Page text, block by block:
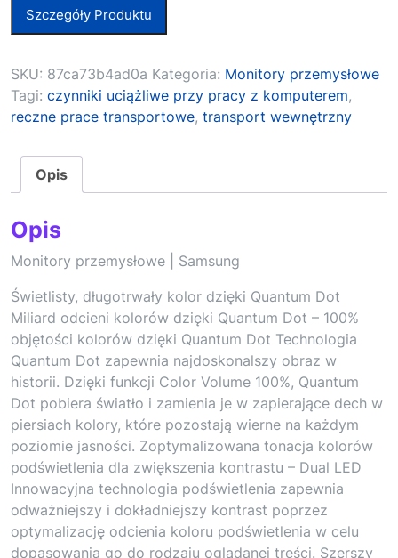
Szczegóły Produktu
SKU: 87ca73b4ad0a Kategoria: Monitory przemysłowe
Tagi: czynniki uciążliwe przy pracy z komputerem,
reczne prace transportowe, transport wewnętrzny
Opis
Opis
Monitory przemysłowe | Samsung
Świetlisty, długotrwały kolor dzięki Quantum Dot
Miliard odcieni kolorów dzięki Quantum Dot – 100%
objętości kolorów dzięki Quantum Dot Technologia
Quantum Dot zapewnia najdoskonalszy obraz w
historii. Dzięki funkcji Color Volume 100%, Quantum
Dot pobiera światło i zamienia je w zapierające dech w
piersiach kolory, które pozostają wierne na każdym
poziomie jasności. Zoptymalizowana tonacja kolorów
podświetlenia dla zwiększenia kontrastu – Dual LED
Innowacyjna technologia podświetlenia zapewnia
odważniejszy i dokładniejszy kontrast poprzez
optymalizację odcienia koloru podświetlenia w celu
dopasowania go do rodzaju oglądanej treści. Szerszy